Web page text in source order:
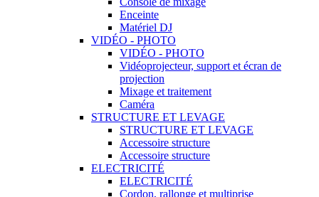
Enceinte
Matériel DJ
VIDÉO - PHOTO
VIDÉO - PHOTO
Vidéoprojecteur, support et écran de
projection
Mixage et traitement
Caméra
STRUCTURE ET LEVAGE
STRUCTURE ET LEVAGE
Accessoire structure
Accessoire structure
ELECTRICITÉ
ELECTRICITÉ
Cordon, rallonge et multiprise